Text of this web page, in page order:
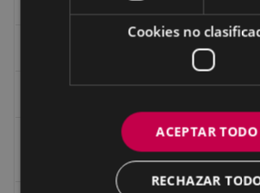
Ignacio Zuloaga, cuadros del autor
Cookies no
ACEPTAR TODO
RECHAZAR